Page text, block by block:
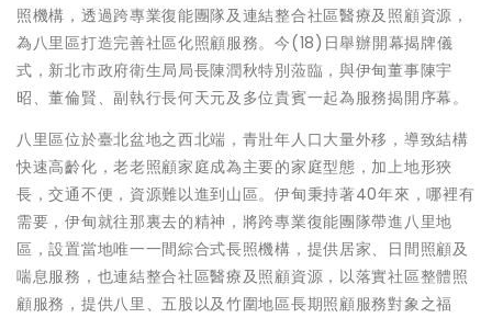
照機構，透過跨專業復能團隊及連結整合社區醫療及照顧資源，
為八里區打造完善社區化照顧服務。今(18)日舉辦開幕揭牌儀
式，新北市政府衛生局局長陳潤秋特別蒞臨，與伊甸董事陳宇
昭、董倫賢、副執行長何天元及多位貴賓一起為服務揭開序幕。
八里區位於臺北盆地之西北端，青壯年人口大量外移，導致結構
快速高齡化，老老照顧家庭成為主要的家庭型態，加上地形狹
長，交通不便，資源難以進到山區。伊甸秉持著40年來，哪裡有
需要，伊甸就往那裏去的精神，將跨專業復能團隊帶進八里地
區，設置當地唯一一間綜合式長照機構，提供居家、日間照顧及
喘息服務，也連結整合社區醫療及照顧資源，以落實社區整體照
顧服務，提供八里、五股以及竹圍地區長期照顧服務對象之福